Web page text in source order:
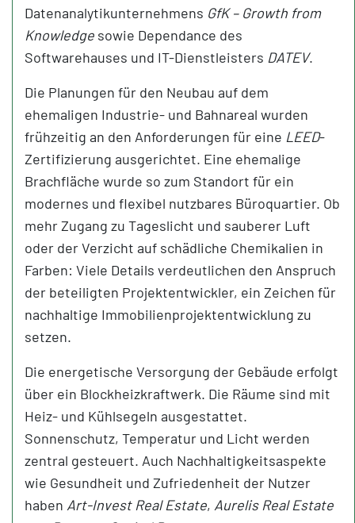
Datenanalytikunternehmens GfK – Growth from
Knowledge sowie Dependance des
Softwarehauses und IT-Dienstleisters DATEV.
Die Planungen für den Neubau auf dem
ehemaligen Industrie- und Bahnareal wurden
frühzeitig an den Anforderungen für eine LEED-
Zertifizierung ausgerichtet. Eine ehemalige
Brachfläche wurde so zum Standort für ein
modernes und flexibel nutzbares Büroquartier. Ob
mehr Zugang zu Tageslicht und sauberer Luft
oder der Verzicht auf schädliche Chemikalien in
Farben: Viele Details verdeutlichen den Anspruch
der beteiligten Projektentwickler, ein Zeichen für
nachhaltige Immobilienprojektentwicklung zu
setzen.
Die energetische Versorgung der Gebäude erfolgt
über ein Blockheizkraftwerk. Die Räume sind mit
Heiz- und Kühlsegeln ausgestattet.
Sonnenschutz, Temperatur und Licht werden
zentral gesteuert. Auch Nachhaltigkeitsaspekte
wie Gesundheit und Zufriedenheit der Nutzer
haben Art-Invest Real Estate, Aurelis Real Estate